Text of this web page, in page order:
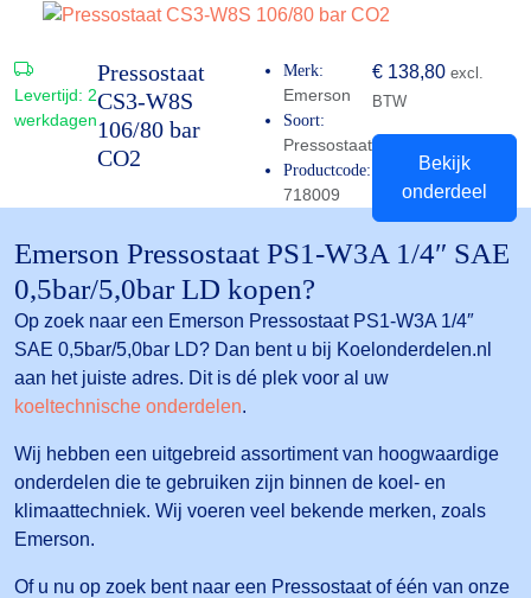
Levertijd: 2
werkdagen
Pressostaat
CS3-W8S
106/80 bar
CO2
Merk:
Emerson
Soort:
Pressostaat
Productcode:
718009
€ 138,80 excl.
BTW
Bekijk
onderdeel
Emerson Pressostaat PS1-W3A 1/4″ SAE
0,5bar/5,0bar LD kopen?
Op zoek naar een Emerson Pressostaat PS1-W3A 1/4″
SAE 0,5bar/5,0bar LD? Dan bent u bij Koelonderdelen.nl
aan het juiste adres. Dit is dé plek voor al uw
koeltechnische onderdelen.
Wij hebben een uitgebreid assortiment van hoogwaardige
onderdelen die te gebruiken zijn binnen de koel- en
klimaattechniek. Wij voeren veel bekende merken, zoals
Emerson.
Of u nu op zoek bent naar een Pressostaat of één van onze